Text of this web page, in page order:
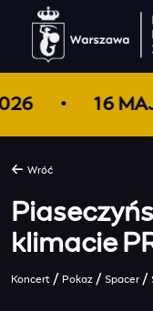
16
Wróć
klimacie
Koncert / Pokaz / Spacer /